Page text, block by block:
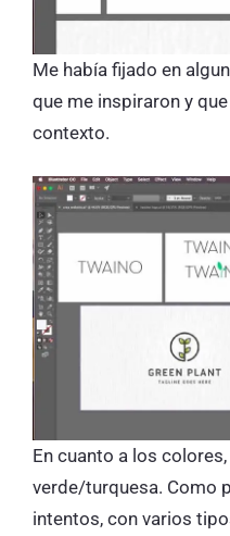
Me había fijado en
que me inspiraron y
contexto.
En cuanto a los
verde/turquesa. Como
intentos, con varios